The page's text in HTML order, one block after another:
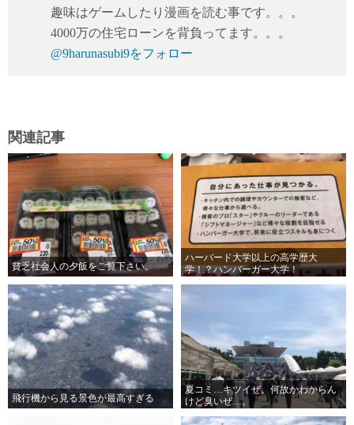
趣味はゲームしたり漫画を読む事です。。。
4000万の住宅ローンを背負ってます。。。
@9harunasubi9をフォロー
関連記事
貧乏社会人の夕飯をご覧下さい。
ハーバード大学以上の高学歴大
学！？ハンバーガー大学！
飛行機から見る景色が最高すぎる
夏コミ…キツイぜ。何故かわからん
けど臭いぜ…。